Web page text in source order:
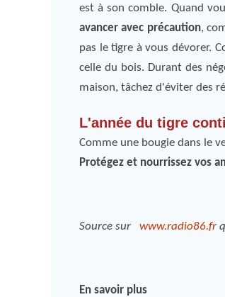
est à son comble. Quand
avancer avec précaution,
pas le tigre à vous dévorer.
celle du bois. Durant des
maison, tâchez d'éviter des
L'année du tigre
Comme une bougie dans le
Protégez et nourrissez vos
Source sur www.radio86.fr
En savoir plus